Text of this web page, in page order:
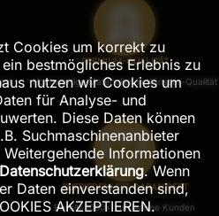
PREMIUM-QUALITÄT
Hochwertige Materialien in Künstler-Qualität
ZUFRIEDENHEIT GARANTIERT
Bereits 1000+ zufriedene Kunden
Cookies um korrekt zu
bestmögliches Erlebnis zu
nutzen wir Cookies um
für Analyse- und
Diese Daten können
Suchmaschinenanbieter
Informationen
Datenschutzerklärung. Wenn
Daten einverstanden sind,
AKZEPTIEREN.